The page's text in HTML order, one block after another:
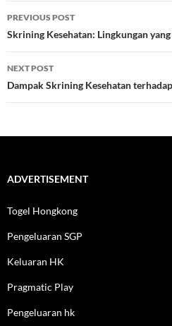
Post
navigation
PREVIOUS POST
Skrining Kesehatan: Lingkungan
NEXT POST
Dampak Skrining Kesehatan
ADVERTISEMENT
Togel Hongkong
Pengeluaran SGP
Keluaran HK
Pragmatic Play
Pengeluaran hk